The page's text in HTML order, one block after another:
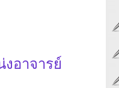
อาจารย์